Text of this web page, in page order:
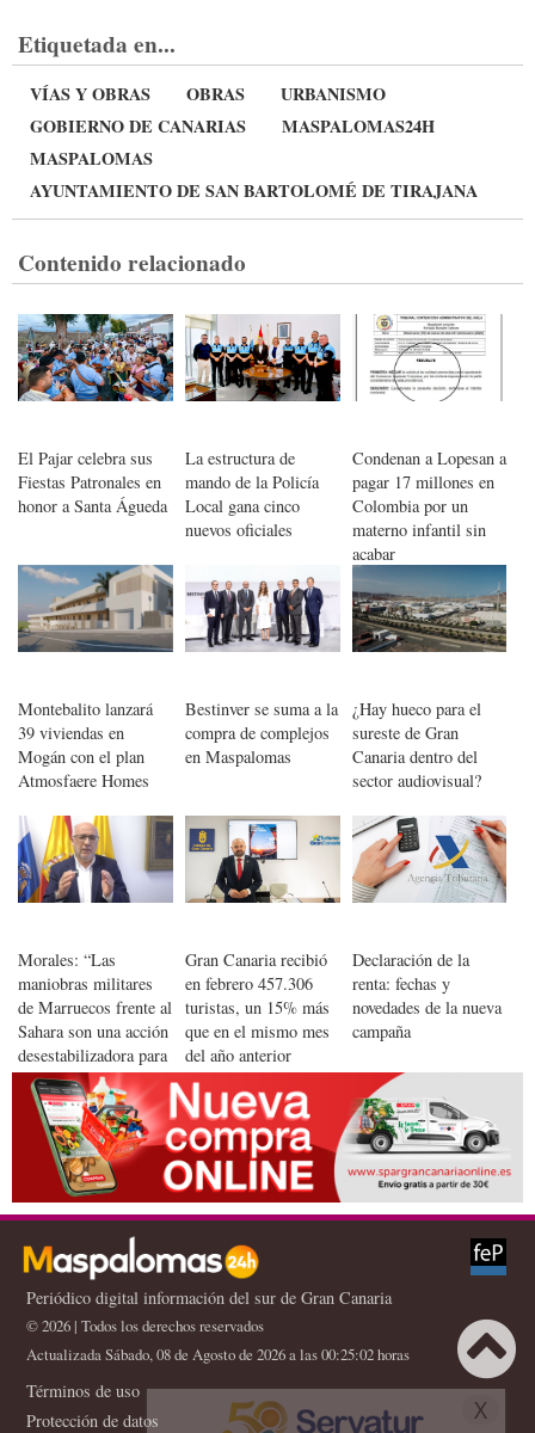
Etiquetada en...
VÍAS Y OBRAS OBRAS
URBANISMO
GOBIERNO DE CANARIAS
MASPALOMAS24H
MASPALOMAS
AYUNTAMIENTO DE SAN BARTOLOMÉ DE TIRAJANA
Contenido relacionado
El Pajar celebra sus
Fiestas Patronales en
honor a Santa Águeda
La estructura de
mando de la Policía
Local gana cinco
nuevos oficiales
Condenan a Lopesan a
pagar 17 millones en
Colombia por un
materno infantil sin
acabar
Montebalito lanzará
39 viviendas en
Mogán con el plan
Atmosfaere Homes
Bestinver se suma a la
compra de complejos
en Maspalomas
¿Hay hueco para el
sureste de Gran
Canaria dentro del
sector audiovisual?
Morales: “Las
maniobras militares
de Marruecos frente al
Sahara son una acción
desestabilizadora para
Canarias"
Gran Canaria recibió
en febrero 457.306
turistas, un 15% más
que en el mismo mes
del año anterior
Declaración de la
renta: fechas y
novedades de la nueva
campaña
Periódico digital información del sur de Gran Canaria
© 2026 | Todos los derechos reservados
Actualizada Sábado, 08 de Agosto de 2026 a las 00:25:02 horas
Términos de uso
Protección de datos
X